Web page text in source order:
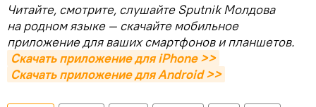
Читайте, смотрите, слушайте Sputnik Молдова
на родном языке — скачайте мобильное
приложение для ваших смартфонов и планшетов.
Скачать приложение для iPhone >>
Скачать приложение для Android >>